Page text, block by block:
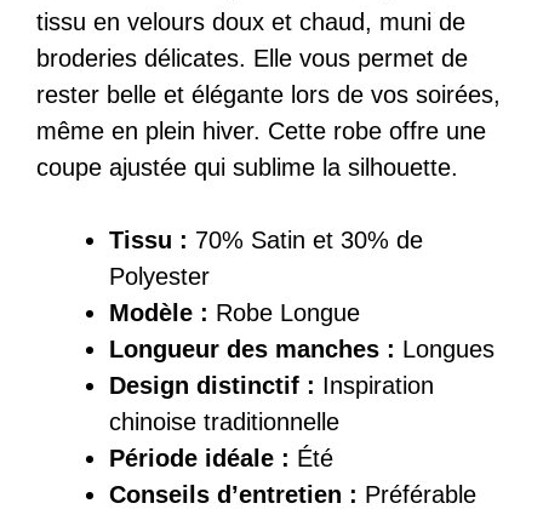
tissu en velours doux et chaud, muni de
broderies délicates. Elle vous permet de
rester belle et élégante lors de vos soirées,
même en plein hiver. Cette robe offre une
coupe ajustée qui sublime la silhouette.
Tissu : 70% Satin et 30% de
Polyester
Modèle : Robe Longue
Longueur des manches : Longues
Design distinctif : Inspiration
chinoise traditionnelle
Période idéale : Été
Conseils d’entretien : Préférable